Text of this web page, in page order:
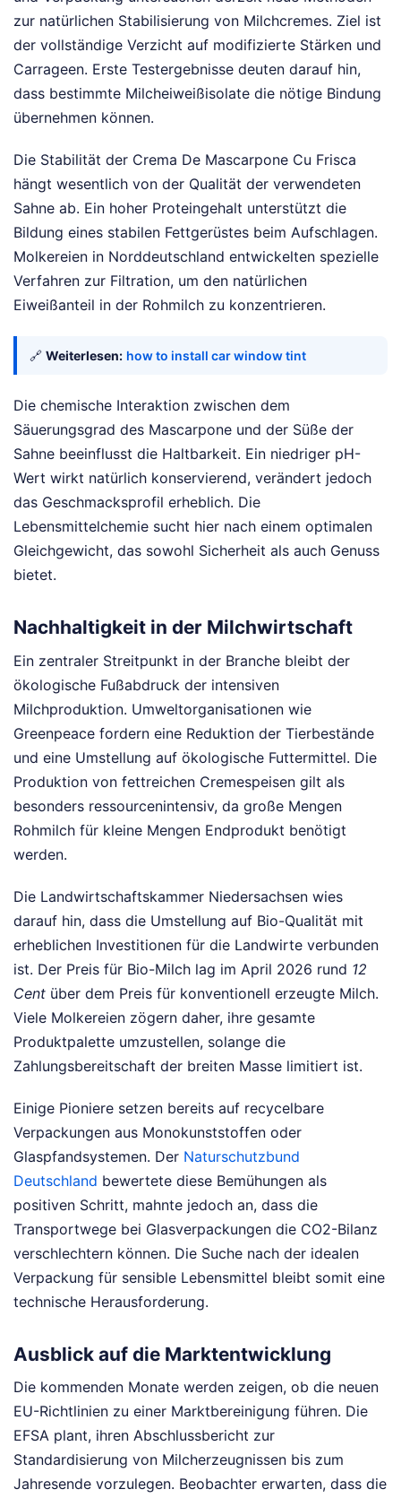
zur natürlichen Stabilisierung von Milchcremes. Ziel ist
der vollständige Verzicht auf modifizierte Stärken und
Carrageen. Erste Testergebnisse deuten darauf hin,
dass bestimmte Milcheiweißisolate die nötige Bindung
übernehmen können.
Die Stabilität der Crema De Mascarpone Cu Frisca
hängt wesentlich von der Qualität der verwendeten
Sahne ab. Ein hoher Proteingehalt unterstützt die
Bildung eines stabilen Fettgerüstes beim Aufschlagen.
Molkereien in Norddeutschland entwickelten spezielle
Verfahren zur Filtration, um den natürlichen
Eiweißanteil in der Rohmilch zu konzentrieren.
🔗 Weiterlesen: how to install car window tint
Die chemische Interaktion zwischen dem
Säuerungsgrad des Mascarpone und der Süße der
Sahne beeinflusst die Haltbarkeit. Ein niedriger pH-
Wert wirkt natürlich konservierend, verändert jedoch
das Geschmacksprofil erheblich. Die
Lebensmittelchemie sucht hier nach einem optimalen
Gleichgewicht, das sowohl Sicherheit als auch Genuss
bietet.
Nachhaltigkeit in der Milchwirtschaft
Ein zentraler Streitpunkt in der Branche bleibt der
ökologische Fußabdruck der intensiven
Milchproduktion. Umweltorganisationen wie
Greenpeace fordern eine Reduktion der Tierbestände
und eine Umstellung auf ökologische Futtermittel. Die
Produktion von fettreichen Cremespeisen gilt als
besonders ressourcenintensiv, da große Mengen
Rohmilch für kleine Mengen Endprodukt benötigt
werden.
Die Landwirtschaftskammer Niedersachsen wies
darauf hin, dass die Umstellung auf Bio-Qualität mit
erheblichen Investitionen für die Landwirte verbunden
ist. Der Preis für Bio-Milch lag im April 2026 rund 12
Cent über dem Preis für konventionell erzeugte Milch.
Viele Molkereien zögern daher, ihre gesamte
Produktpalette umzustellen, solange die
Zahlungsbereitschaft der breiten Masse limitiert ist.
Einige Pioniere setzen bereits auf recycelbare
Verpackungen aus Monokunststoffen oder
Glaspfandsystemen. Der Naturschutzbund
Deutschland bewertete diese Bemühungen als
positiven Schritt, mahnte jedoch an, dass die
Transportwege bei Glasverpackungen die CO2-Bilanz
verschlechtern können. Die Suche nach der idealen
Verpackung für sensible Lebensmittel bleibt somit eine
technische Herausforderung.
Ausblick auf die Marktentwicklung
Die kommenden Monate werden zeigen, ob die neuen
EU-Richtlinien zu einer Marktbereinigung führen. Die
EFSA plant, ihren Abschlussbericht zur
Standardisierung von Milcherzeugnissen bis zum
Jahresende vorzulegen. Beobachter erwarten, dass die